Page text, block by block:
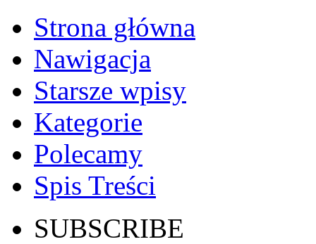
Strona główna
Nawigacja
Starsze wpisy
Kategorie
Polecamy
Spis Treści
SUBSCRIBE